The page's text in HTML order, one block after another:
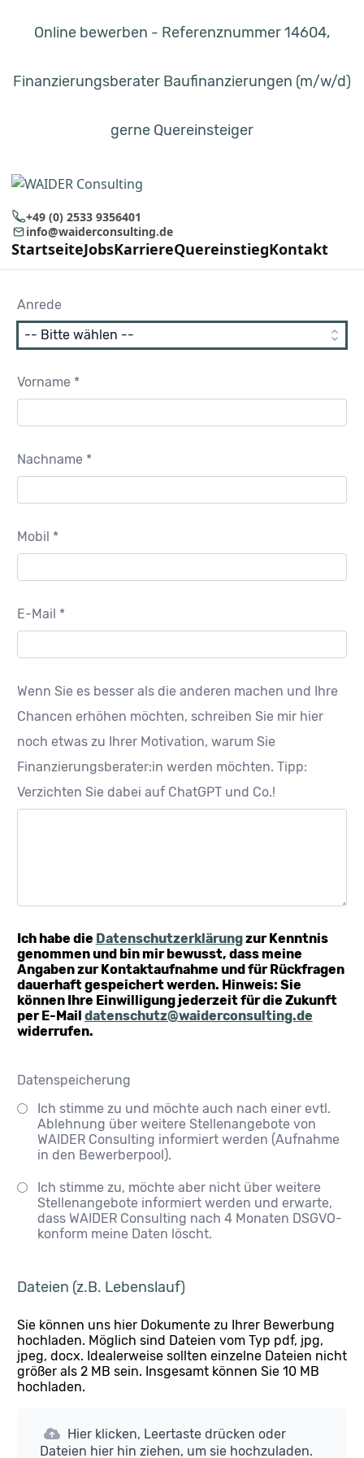
Online bewerben - Referenznummer 14604,
Finanzierungsberater Baufinanzierungen (m/w/d)
gerne Quereinsteiger
+49 (0) 2533 9356401
info@waiderconsulting.de
StartseiteJobsKarriereQuereinstiegKontakt
Anrede
Vorname *
Nachname *
Mobil *
E-Mail *
Wenn Sie es besser als die anderen machen und Ihre
Chancen erhöhen möchten, schreiben Sie mir hier
noch etwas zu Ihrer Motivation, warum Sie
Finanzierungsberater:in werden möchten. Tipp:
Verzichten Sie dabei auf ChatGPT und Co.!
Ich habe die Datenschutzerklärungzur Kenntnis
genommen und bin mir bewusst, dass meine
Angaben zur Kontaktaufnahme und für Rückfragen
dauerhaft gespeichert werden. Hinweis: Sie
können Ihre Einwilligung jederzeit für die Zukunft
per E-Mail datenschutz@waiderconsulting.de
widerrufen.
Datenspeicherung
Ich stimme zu und möchte auch nach einer evtl.
Ablehnung über weitere Stellenangebote von
WAIDER Consulting informiert werden (Aufnahme
in den Bewerberpool).
Ich stimme zu, möchte aber nicht über weitere
Stellenangebote informiert werden und erwarte,
dass WAIDER Consulting nach 4 Monaten DSGVO-
konform meine Daten löscht.
Dateien (z.B. Lebenslauf)
Sie können uns hier Dokumente zu Ihrer Bewerbung
hochladen. Möglich sind Dateien vom Typ pdf, jpg,
jpeg, docx. Idealerweise sollten einzelne Dateien nicht
größer als 2 MB sein. Insgesamt können Sie 10 MB
hochladen.
Hier klicken, Leertaste drücken oder
Dateien hier hin ziehen, um sie hochzuladen.